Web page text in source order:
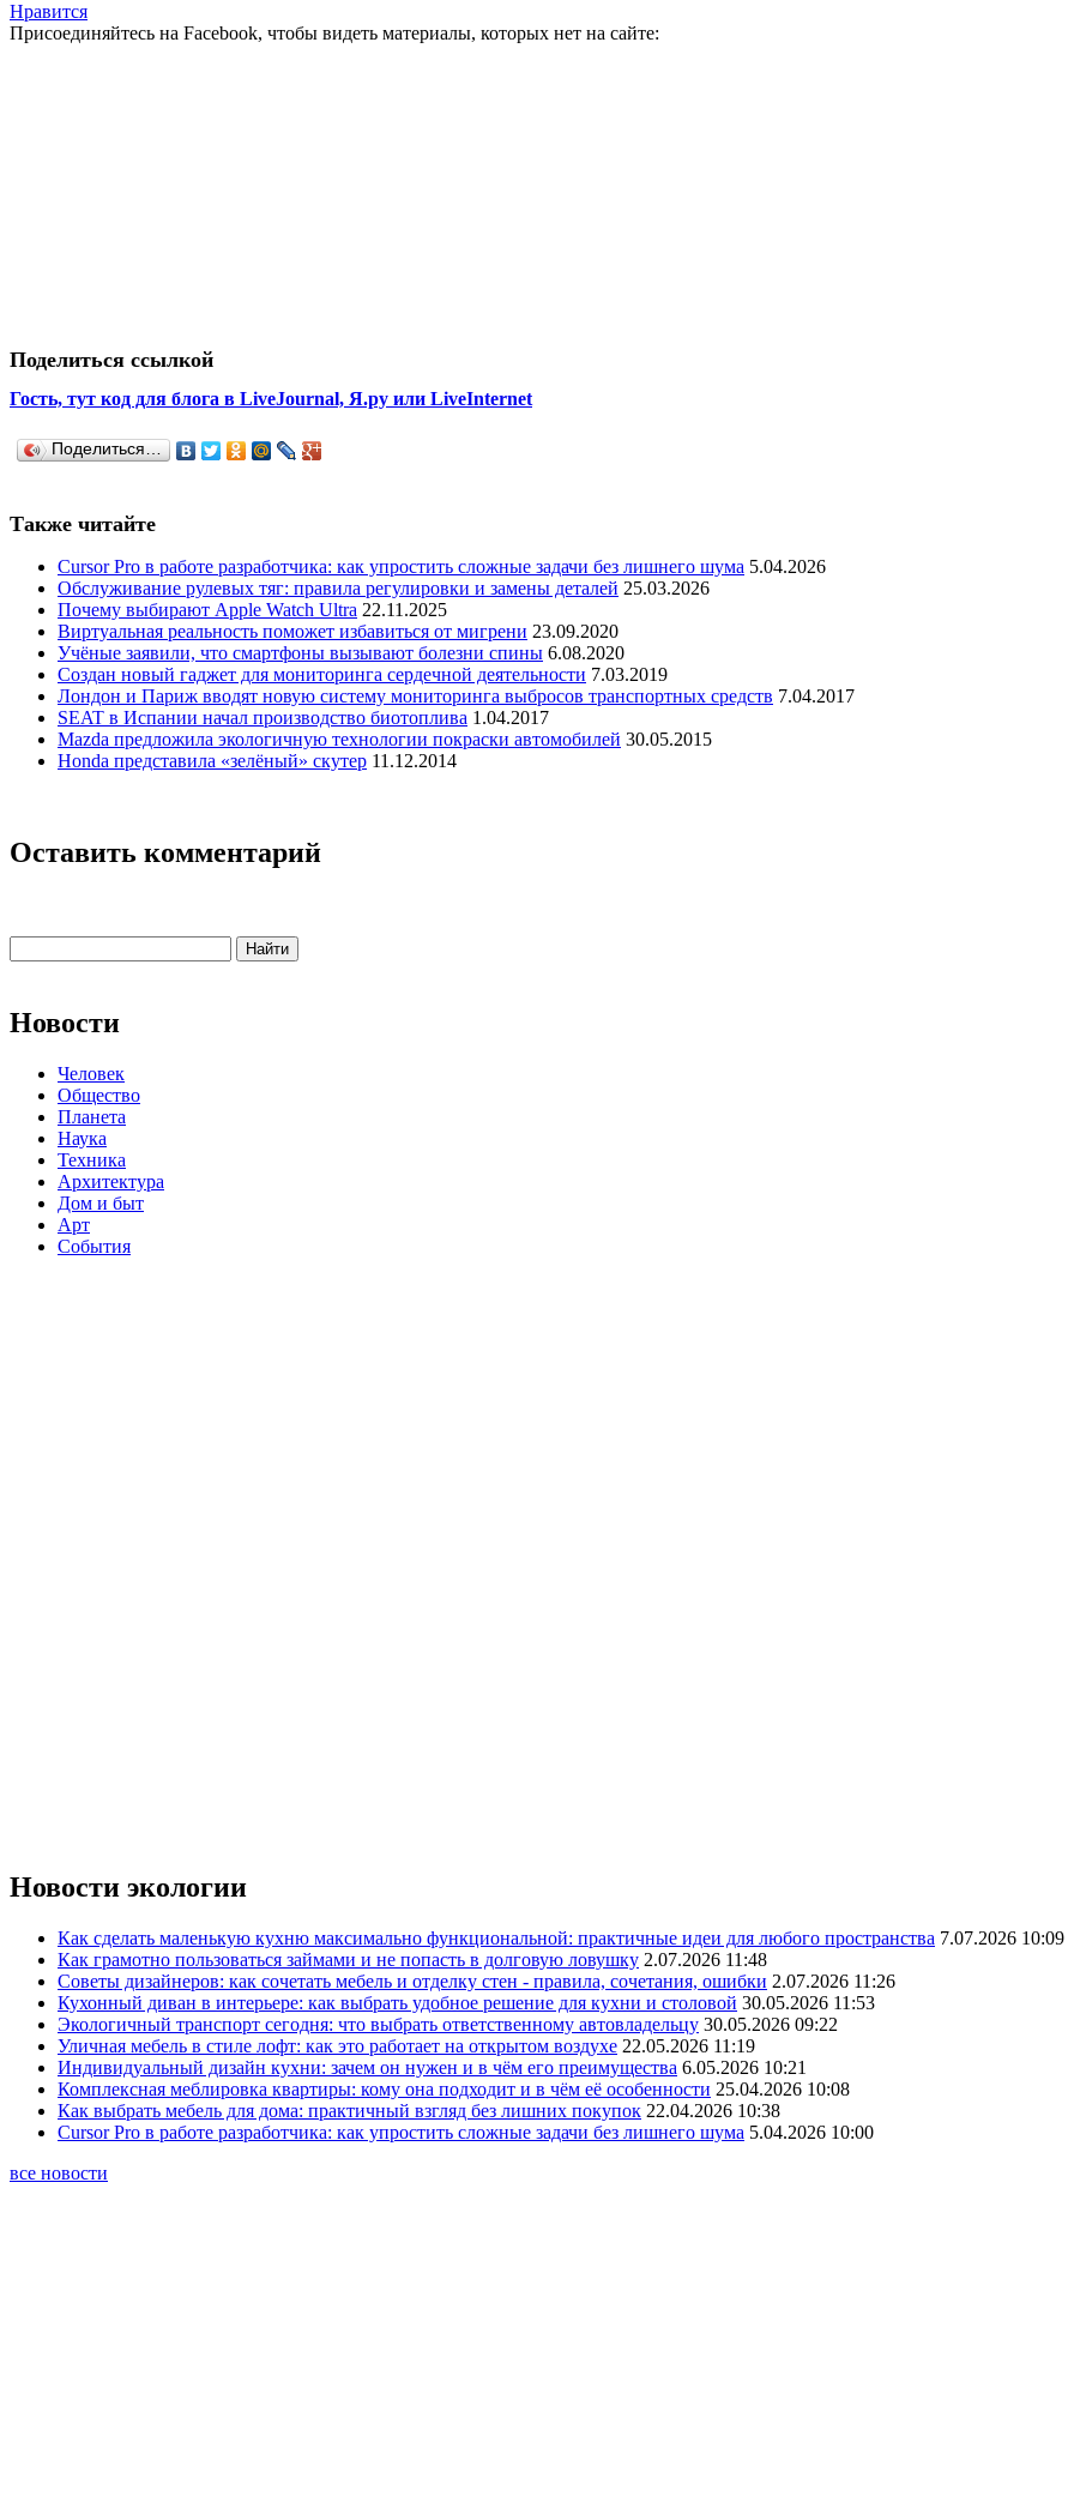
Нравится
Присоединяйтесь на Facebook, чтобы видеть материалы, которых нет на сайте:
Поделиться ссылкой
Гость, тут код для блога в LiveJournal, Я.ру или LiveInternet
Поделиться…
Также читайте
Cursor Pro в работе разработчика: как упростить сложные задачи без лишнего шума 5.04.2026
Обслуживание рулевых тяг: правила регулировки и замены деталей 25.03.2026
Почему выбирают Apple Watch Ultra 22.11.2025
Виртуальная реальность поможет избавиться от мигрени 23.09.2020
Учёные заявили, что смартфоны вызывают болезни спины 6.08.2020
Создан новый гаджет для мониторинга сердечной деятельности 7.03.2019
Лондон и Париж вводят новую систему мониторинга выбросов транспортных средств 7.04.2017
SEAT в Испании начал производство биотоплива 1.04.2017
Mazda предложила экологичную технологии покраски автомобилей 30.05.2015
Honda представила «зелёный» скутер 11.12.2014
Оставить комментарий
Новости
Человек
Общество
Планета
Наука
Техника
Архитектура
Дом и быт
Арт
События
Новости экологии
Как сделать маленькую кухню максимально функциональной: практичные идеи для любого пространства 7.07.2026 10:09
Как грамотно пользоваться займами и не попасть в долговую ловушку 2.07.2026 11:48
Советы дизайнеров: как сочетать мебель и отделку стен - правила, сочетания, ошибки 2.07.2026 11:26
Кухонный диван в интерьере: как выбрать удобное решение для кухни и столовой 30.05.2026 11:53
Экологичный транспорт сегодня: что выбрать ответственному автовладельцу 30.05.2026 09:22
Уличная мебель в стиле лофт: как это работает на открытом воздухе 22.05.2026 11:19
Индивидуальный дизайн кухни: зачем он нужен и в чём его преимущества 6.05.2026 10:21
Комплексная меблировка квартиры: кому она подходит и в чём её особенности 25.04.2026 10:08
Как выбрать мебель для дома: практичный взгляд без лишних покупок 22.04.2026 10:38
Cursor Pro в работе разработчика: как упростить сложные задачи без лишнего шума 5.04.2026 10:00
все новости